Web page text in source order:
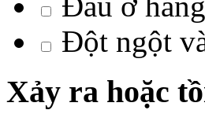
Đột ngột
Xảy ra hoặc